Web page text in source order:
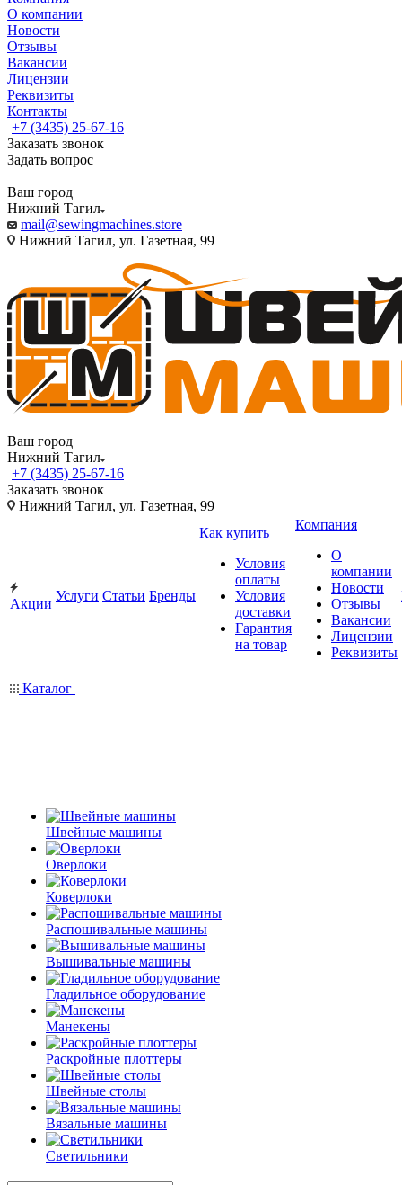
О компании
Новости
Отзывы
Вакансии
Лицензии
Реквизиты
Контакты
+7 (3435) 25-67-16
Заказать звонок
Задать вопрос
Ваш город
Нижний Тагил
mail@sewingmachines.store
Нижний Тагил, ул. Газетная, 99
Ваш город
Нижний Тагил
+7 (3435) 25-67-16
Заказать звонок
Нижний Тагил, ул. Газетная, 99
Акции
Услуги Статьи Бренды
Как купить
Условия
оплаты
Условия
доставки
Гарантия
на товар
Компания
О
компании
Новости
Отзывы
Вакансии
Лицензии
Реквизиты
Каталог
Швейные машины
Оверлоки
Коверлоки
Распошивальные машины
Вышивальные машины
Гладильное оборудование
Манекены
Раскройные плоттеры
Швейные столы
Вязальные машины
Светильники